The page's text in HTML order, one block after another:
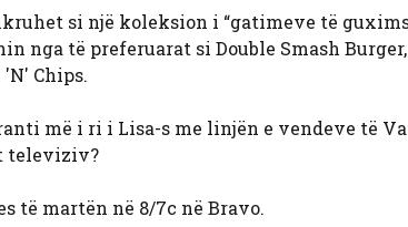
si një koleksion i “gatimeve të
nga të preferuarat si Double Smash
'N' Chips.
më i ri i Lisa-s me linjën e vendeve të
televiziv?
të martën në 8/7c në Bravo.